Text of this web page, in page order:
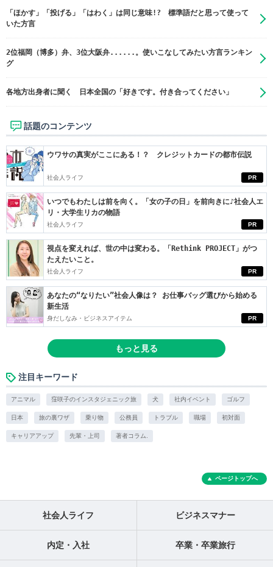
「ほかす」「投げる」「はわく」は同じ意味!? 標準語だと思って使って
いた方言
2位福岡（博多）弁、3位大阪弁......。使いこなしてみたい方言ランキン
グ
各地方出身者に聞く 日本全国の「好きです。付き合ってください」
話題のコンテンツ
PR
ウワサの真実がここにある！？ クレジットカードの都市伝説
社会人ライフ
PR
いつでもわたしは前を向く。「女の子の日」を前向きに♪社会人エ
リ・大学生リカの物語
社会人ライフ
PR
視点を変えれば、世の中は変わる。「Rethink PROJECT」がつ
たえたいこと。
社会人ライフ
PR
あなたの“なりたい”社会人像は？ お仕事バッグ選びから始める
新生活
身だしなみ・ビジネスアイテム
もっと見る
注目キーワード
アニマル 窪咲子のインスタジェニック旅 犬 社内イベント ゴルフ
日本 旅の裏ワザ 乗り物 公務員 トラブル 職場 初対面
キャリアアップ 先輩・上司 著者コラム.
ページトップへ
社会人ライフ ビジネスマナー
内定・入社 卒業・卒業旅行